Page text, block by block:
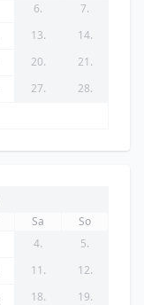
6.
7.
13.
14.
20.
21.
27.
28.
Sa
So
4.
5.
11.
12.
18.
19.